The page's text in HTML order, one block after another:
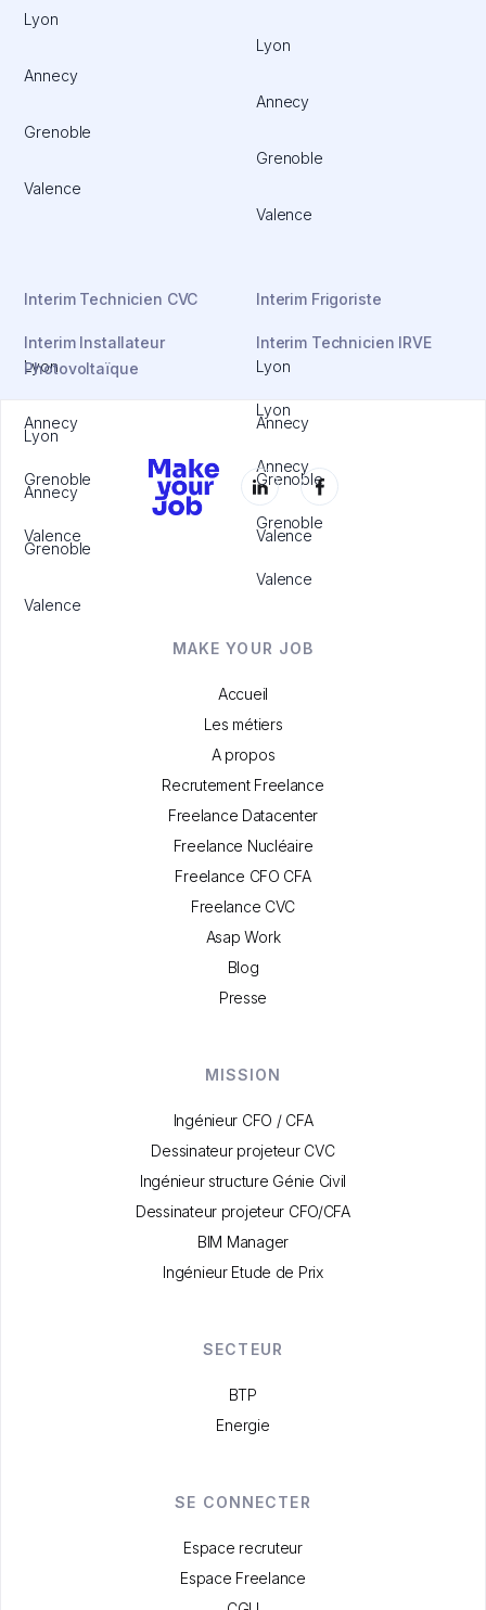
Lyon
Annecy
Grenoble
Valence
Lyon
Annecy
Grenoble
Valence
Interim Technicien CVC
Lyon
Annecy
Grenoble
Valence
Interim Frigoriste
Lyon
Annecy
Grenoble
Valence
Interim Installateur
Photovoltaïque
Lyon
Annecy
Grenoble
Valence
Interim Technicien IRVE
Lyon
Annecy
Grenoble
Valence
MAKE YOUR JOB
Accueil
Les métiers
A propos
Recrutement Freelance
Freelance Datacenter
Freelance Nucléaire
Freelance CFO CFA
Freelance CVC
Asap Work
Blog
Presse
MISSION
Ingénieur CFO / CFA
Dessinateur projeteur CVC
Ingénieur structure Génie Civil
Dessinateur projeteur CFO/CFA
BIM Manager
Ingénieur Etude de Prix
SECTEUR
BTP
Energie
SE CONNECTER
Espace recruteur
Espace Freelance